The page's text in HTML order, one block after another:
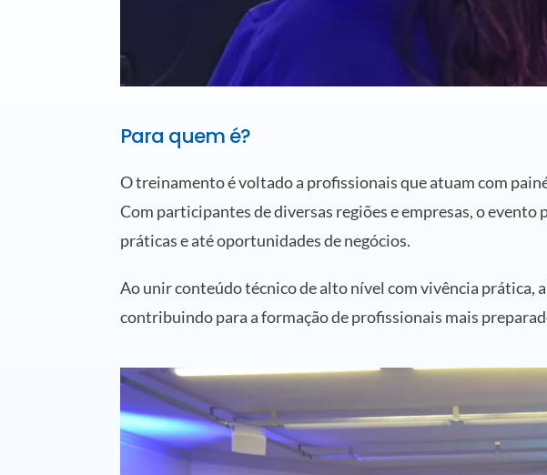
Para quem é?
O treinamento é voltado a profissionais que atuam com
Com participantes de diversas regiões e empresas, o
práticas e até oportunidades de negócios.
Ao unir conteúdo técnico de alto nível com vivência
contribuindo para a formação de profissionais mais